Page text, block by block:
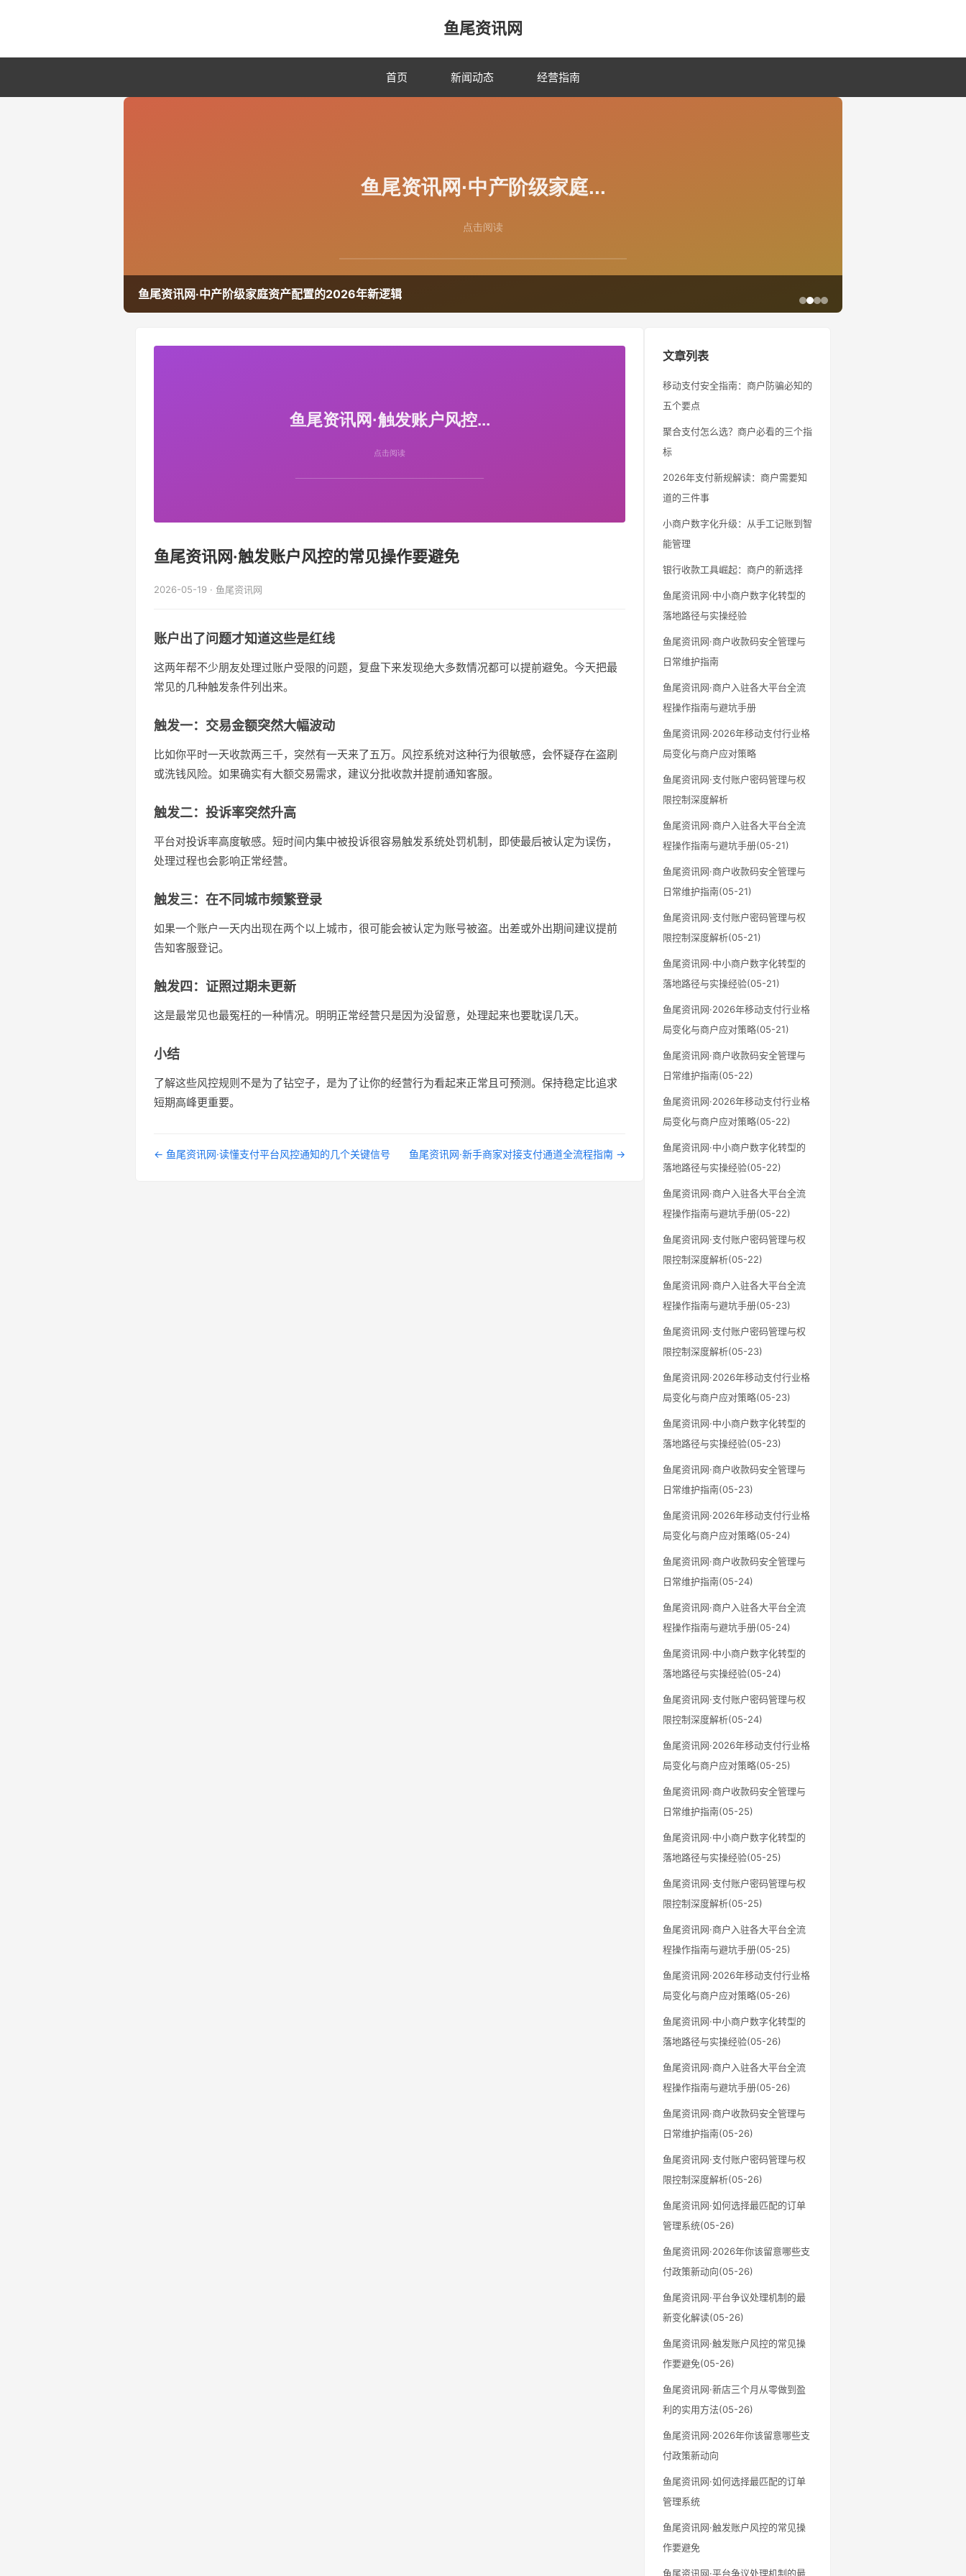
鱼尾资讯网
首页 新闻动态 经营指南
鱼尾资讯网·中产阶级家庭资产配置的2026年新逻辑
鱼尾资讯网·触发账户风控的常见操作要避免
2026-05-19 · 鱼尾资讯网
账户出了问题才知道这些是红线
这两年帮不少朋友处理过账户受限的问题，复盘下来发现绝大多数情况都可以提前避免。今天把最
常见的几种触发条件列出来。
触发一：交易金额突然大幅波动
比如你平时一天收款两三千，突然有一天来了五万。风控系统对这种行为很敏感，会怀疑存在盗刷
或洗钱风险。如果确实有大额交易需求，建议分批收款并提前通知客服。
触发二：投诉率突然升高
平台对投诉率高度敏感。短时间内集中被投诉很容易触发系统处罚机制，即使最后被认定为误伤，
处理过程也会影响正常经营。
触发三：在不同城市频繁登录
如果一个账户一天内出现在两个以上城市，很可能会被认定为账号被盗。出差或外出期间建议提前
告知客服登记。
触发四：证照过期未更新
这是最常见也最冤枉的一种情况。明明正常经营只是因为没留意，处理起来也要耽误几天。
小结
了解这些风控规则不是为了钻空子，是为了让你的经营行为看起来正常且可预测。保持稳定比追求
短期高峰更重要。
← 鱼尾资讯网·读懂支付平台风控通知的几个关键信号 鱼尾资讯网·新手商家对接支付通道全流程指南 →
文章列表
移动支付安全指南：商户防骗必知的
五个要点
聚合支付怎么选？商户必看的三个指
标
2026年支付新规解读：商户需要知
道的三件事
小商户数字化升级：从手工记账到智
能管理
银行收款工具崛起：商户的新选择
鱼尾资讯网·中小商户数字化转型的
落地路径与实操经验
鱼尾资讯网·商户收款码安全管理与
日常维护指南
鱼尾资讯网·商户入驻各大平台全流
程操作指南与避坑手册
鱼尾资讯网·2026年移动支付行业格
局变化与商户应对策略
鱼尾资讯网·支付账户密码管理与权
限控制深度解析
鱼尾资讯网·商户入驻各大平台全流
程操作指南与避坑手册(05-21)
鱼尾资讯网·商户收款码安全管理与
日常维护指南(05-21)
鱼尾资讯网·支付账户密码管理与权
限控制深度解析(05-21)
鱼尾资讯网·中小商户数字化转型的
落地路径与实操经验(05-21)
鱼尾资讯网·2026年移动支付行业格
局变化与商户应对策略(05-21)
鱼尾资讯网·商户收款码安全管理与
日常维护指南(05-22)
鱼尾资讯网·2026年移动支付行业格
局变化与商户应对策略(05-22)
鱼尾资讯网·中小商户数字化转型的
落地路径与实操经验(05-22)
鱼尾资讯网·商户入驻各大平台全流
程操作指南与避坑手册(05-22)
鱼尾资讯网·支付账户密码管理与权
限控制深度解析(05-22)
鱼尾资讯网·商户入驻各大平台全流
程操作指南与避坑手册(05-23)
鱼尾资讯网·支付账户密码管理与权
限控制深度解析(05-23)
鱼尾资讯网·2026年移动支付行业格
局变化与商户应对策略(05-23)
鱼尾资讯网·中小商户数字化转型的
落地路径与实操经验(05-23)
鱼尾资讯网·商户收款码安全管理与
日常维护指南(05-23)
鱼尾资讯网·2026年移动支付行业格
局变化与商户应对策略(05-24)
鱼尾资讯网·商户收款码安全管理与
日常维护指南(05-24)
鱼尾资讯网·商户入驻各大平台全流
程操作指南与避坑手册(05-24)
鱼尾资讯网·中小商户数字化转型的
落地路径与实操经验(05-24)
鱼尾资讯网·支付账户密码管理与权
限控制深度解析(05-24)
鱼尾资讯网·2026年移动支付行业格
局变化与商户应对策略(05-25)
鱼尾资讯网·商户收款码安全管理与
日常维护指南(05-25)
鱼尾资讯网·中小商户数字化转型的
落地路径与实操经验(05-25)
鱼尾资讯网·支付账户密码管理与权
限控制深度解析(05-25)
鱼尾资讯网·商户入驻各大平台全流
程操作指南与避坑手册(05-25)
鱼尾资讯网·2026年移动支付行业格
局变化与商户应对策略(05-26)
鱼尾资讯网·中小商户数字化转型的
落地路径与实操经验(05-26)
鱼尾资讯网·商户入驻各大平台全流
程操作指南与避坑手册(05-26)
鱼尾资讯网·商户收款码安全管理与
日常维护指南(05-26)
鱼尾资讯网·支付账户密码管理与权
限控制深度解析(05-26)
鱼尾资讯网·如何选择最匹配的订单
管理系统(05-26)
鱼尾资讯网·2026年你该留意哪些支
付政策新动向(05-26)
鱼尾资讯网·平台争议处理机制的最
新变化解读(05-26)
鱼尾资讯网·触发账户风控的常见操
作要避免(05-26)
鱼尾资讯网·新店三个月从零做到盈
利的实用方法(05-26)
鱼尾资讯网·2026年你该留意哪些支
付政策新动向
鱼尾资讯网·如何选择最匹配的订单
管理系统
鱼尾资讯网·触发账户风控的常见操
作要避免
鱼尾资讯网·平台争议处理机制的最